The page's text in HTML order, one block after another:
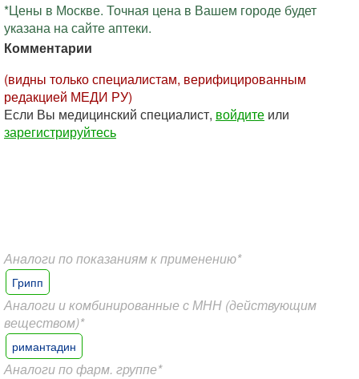
*Цены в Москве. Точная цена в Вашем городе будет
указана на сайте аптеки.
Комментарии
(видны только специалистам, верифицированным
редакцией МЕДИ РУ)
Если Вы медицинский специалист, войдите или
зарегистрируйтесь
Аналоги по показаниям к применению*
Грипп
Аналоги и комбинированные с МНН (действующим
веществом)*
римантадин
Аналоги по фарм. группе*